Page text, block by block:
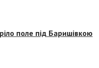
поле під Баришівкою